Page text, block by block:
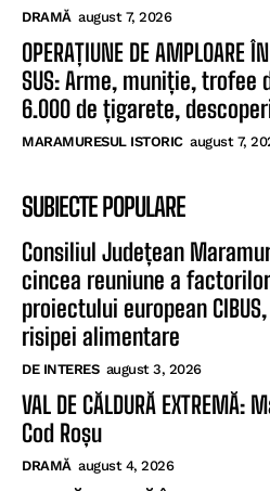
DRAMĂ august 7, 2026
OPERAȚIUNE DE AMPLOARE
SUS: Arme, muniție, trofee
6.000 de țigarete,
MARAMURESUL ISTORIC august 7,
SUBIECTE POPULARE
Consiliul Județean
cincea reuniune a
proiectului european
risipei alimentare
DE INTERES august 3, 2026
VAL DE CĂLDURĂ
Cod Roșu
DRAMĂ august 4, 2026